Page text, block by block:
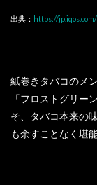
出典： https://jp.iqos.com/
紙巻きタバコのメ
「フロストグリー
そ、タバコ本来の
も余すことなく堪